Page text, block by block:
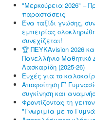
"Μερκούρεια 2026" –
παραστάσεις
Ένα ταξίδι γνώσης,
εμπειρίας
συνεχίζεται!
🏆 ΠΕΥΚΑvision 2026
Πανελλήνιο Μαθητικό
Λασκαρίδη (2025-26)
Ευχές για το
Αποφοίτηση Γ’
συγκίνηση και
Φροντίζοντας τη
"Γνωριμία με το